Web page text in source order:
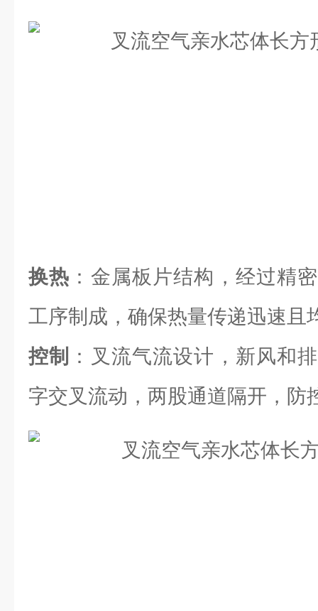
换热 ：金属板片结构，经过精
工序制成，确保热量传递迅速且
控制
：叉流气流设计，新风和
字交叉流动，两股通道隔开，防